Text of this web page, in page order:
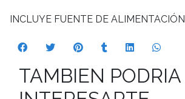
INCLUYE FUENTE DE ALIMENTACIÓN
TAMBIEN PODRIA